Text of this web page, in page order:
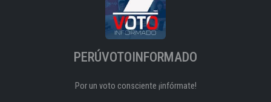
PERÚVOTOINFORMADO
Por un voto consciente ¡infórmate!